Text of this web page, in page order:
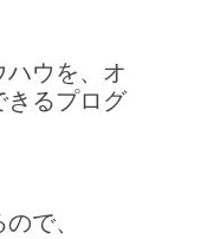
ウを、オ
きるプログ
で、